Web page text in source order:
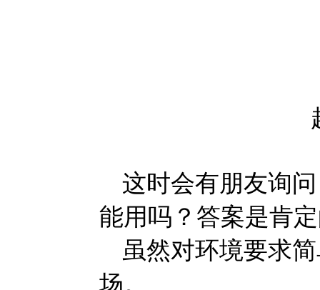
这时会有朋友询
能用吗？答案是肯
虽然对环境要求
场。